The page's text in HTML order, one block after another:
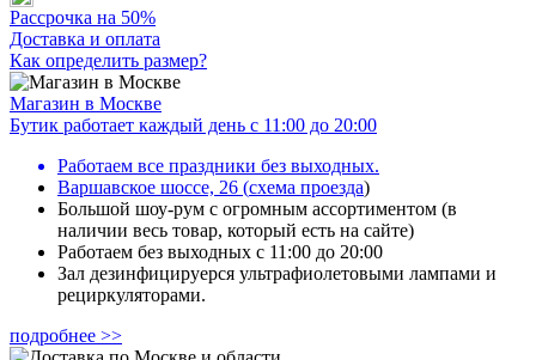
Рассрочка на 50%
Доставка и оплата
Как определить размер?
Магазин в Москве
Бутик работает каждый день с 11:00 до 20:00
Работаем все праздники без выходных.
Варшавское шоссе, 26 (схема проезда)
Большой шоу-рум с огромным ассортиментом (в
наличии весь товар, который есть на сайте)
Работаем без выходных с 11:00 до 20:00
Зал дезинфицируерся ультрафиолетовыми лампами и
рециркуляторами.
подробнее >>